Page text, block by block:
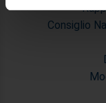
Utilizziamo i
annunci, per
analizzare il
informazioni sul
nostri partner che
Consiglio